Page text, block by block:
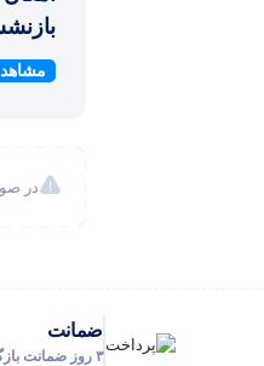
در
ضمانت
۳ روز ضمانت بازگشت کالا